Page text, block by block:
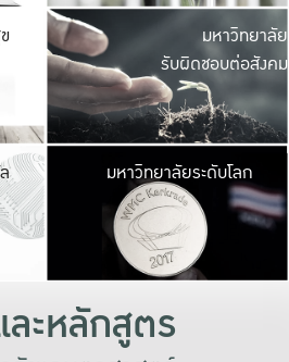
มหาวิ
ค
เปิดประ
และพบเรื่องราวใ
มหาวิทยาลัย
รับผิดชอบต่อสังคม
มหาวิ
เปลี่ยนแปลง แล
เพื่อทำง
ระบบสารสนเทศ
มหาวิทยาลัยระดับโลก
ะหลักสูตร